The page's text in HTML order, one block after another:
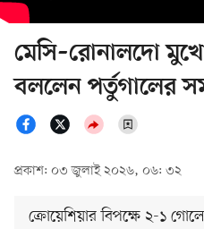
মেসি–রোনালদো
বললেন পর্তুগালের
প্রকাশ: ০৩ জুলাই ২০২৬, ০৬: ৩২
ক্রোয়েশিয়ার বিপক্ষে ২-১